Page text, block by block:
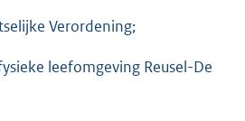
Verordening;
leefomgeving Reusel-De